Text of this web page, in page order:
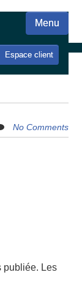
contentMenu
Espace client
No Comments
publiée. Les